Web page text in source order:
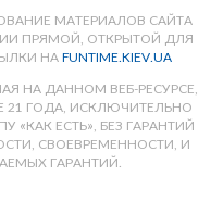
МАТЕРИАЛОВ САЙТА
ПРЯМОЙ, ОТКРЫТОЙ ДЛЯ
НАFUNTIME.KIEV.UA
НА ДАННОМ ВЕБ-РЕСУРСЕ,
21 ГОДА, ИСКЛЮЧИТЕЛЬНО
ЕСТЬ», БЕЗ ГАРАНТИЙ
СВОЕВРЕМЕННОСТИ, И
ГАРАНТИЙ.